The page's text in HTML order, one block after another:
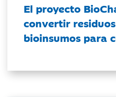
El proyecto
convertir
bioinsumos para